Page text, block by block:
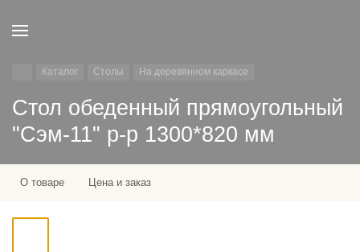
Каталог Столы На деревянном каркасе
Стол обеденный прямоугольный
"Сэм-11" р-р 1300*820 мм
О товаре Цена и заказ